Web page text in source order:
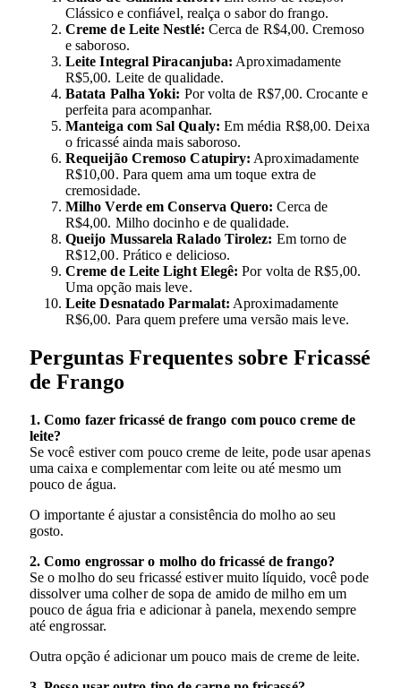
Clássico e confiável, realça o sabor do frango.
Creme de Leite Nestlé: Cerca de R$4,00. Cremoso
e saboroso.
Leite Integral Piracanjuba: Aproximadamente
R$5,00. Leite de qualidade.
Batata Palha Yoki: Por volta de R$7,00. Crocante e
perfeita para acompanhar.
Manteiga com Sal Qualy: Em média R$8,00. Deixa
o fricassé ainda mais saboroso.
Requeijão Cremoso Catupiry: Aproximadamente
R$10,00. Para quem ama um toque extra de
cremosidade.
Milho Verde em Conserva Quero: Cerca de
R$4,00. Milho docinho e de qualidade.
Queijo Mussarela Ralado Tirolez: Em torno de
R$12,00. Prático e delicioso.
Creme de Leite Light Elegê: Por volta de R$5,00.
Uma opção mais leve.
Leite Desnatado Parmalat: Aproximadamente
R$6,00. Para quem prefere uma versão mais leve.
Perguntas Frequentes sobre Fricassé
de Frango
1. Como fazer fricassé de frango com pouco creme de
leite?
Se você estiver com pouco creme de leite, pode usar apenas
uma caixa e complementar com leite ou até mesmo um
pouco de água.
O importante é ajustar a consistência do molho ao seu
gosto.
2. Como engrossar o molho do fricassé de frango?
Se o molho do seu fricassé estiver muito líquido, você pode
dissolver uma colher de sopa de amido de milho em um
pouco de água fria e adicionar à panela, mexendo sempre
até engrossar.
Outra opção é adicionar um pouco mais de creme de leite.